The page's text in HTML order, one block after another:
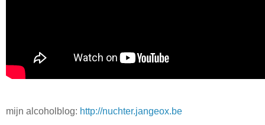
mijn alcoholblog: http://nuchter.jangeox.be